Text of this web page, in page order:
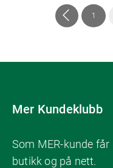
SideSide
ForrigeSide
1
Mer Kundeklubb
Som MER-kunde får
butikk og på nett.